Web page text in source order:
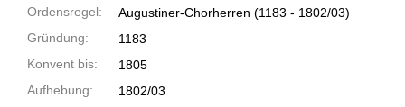
Ordensregel:
Augustiner-Chorherren (1183 - 1802/03)
Gründung:
1183
Konvent bis:
1805
Aufhebung:
1802/03